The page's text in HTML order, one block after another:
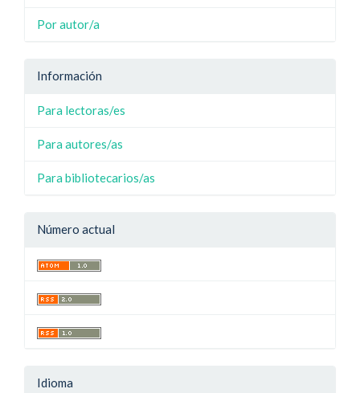
Por autor/a
Información
Para lectoras/es
Para autores/as
Para bibliotecarios/as
Número actual
Idioma